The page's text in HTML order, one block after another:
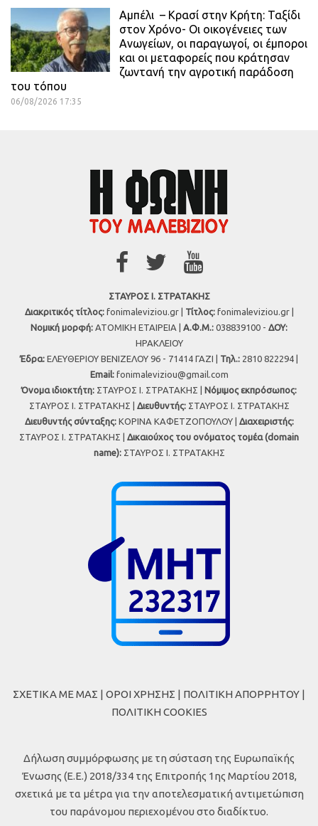
Αμπέλι – Κρασί στην Κρήτη: Ταξίδι
στον Χρόνο- Οι οικογένειες των
Ανωγείων, οι παραγωγοί, οι έμποροι
και οι μεταφορείς που κράτησαν
ζωντανή την αγροτική παράδοση
του τόπου
06/08/2026 17:35
ΣΤΑΥΡΟΣ Ι. ΣΤΡΑΤΑΚΗΣ
Διακριτικός τίτλος:fonimaleviziou.gr | Τίτλος:fonimaleviziou.gr |
Νομική μορφή: ΑΤΟΜΙΚΗ ΕΤΑΙΡΕΙΑ | Α.Φ.Μ.: 038839100 - ΔΟΥ:
ΗΡΑΚΛΕΙΟΥ
Έδρα: ΕΛΕΥΘΕΡΙΟΥ ΒΕΝΙΖΕΛΟΥ 96 - 71414 ΓΑΖΙ | Τηλ.: 2810 822294 |
Εmail: fonimaleviziou@gmail.com
Όνομα ιδιοκτήτη: ΣΤΑΥΡΟΣ Ι. ΣΤΡΑΤΑΚΗΣ | Νόμιμος εκπρόσωπος:
ΣΤΑΥΡΟΣ Ι. ΣΤΡΑΤΑΚΗΣ | Διευθυντής:ΣΤΑΥΡΟΣ Ι. ΣΤΡΑΤΑΚΗΣ
Διευθυντής σύνταξης:ΚΟΡΙΝΑ ΚΑΦΕΤΖΟΠΟΥΛΟΥ | Διαχειριστής:
ΣΤΑΥΡΟΣ Ι. ΣΤΡΑΤΑΚΗΣ | Δικαιούχος του ονόματος τομέα (domain
name):ΣΤΑΥΡΟΣ Ι. ΣΤΡΑΤΑΚΗΣ
ΣΧΕΤΙΚΑ ΜΕ ΜΑΣ | ΟΡΟΙ ΧΡΗΣΗΣ | ΠΟΛΙΤΙΚΗ ΑΠΟΡΡΗΤΟΥ |
ΠΟΛΙΤΙΚΗ COOKIES
Δήλωση συμμόρφωσης με τη σύσταση της Ευρωπαϊκής
Ένωσης (Ε.Ε.) 2018/334 της Επιτροπής 1ης Μαρτίου 2018,
σχετικά με τα μέτρα για την αποτελεσματική αντιμετώπιση
του παράνομου περιεχομένου στο διαδίκτυο.